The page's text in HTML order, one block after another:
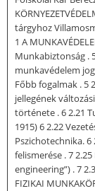
tárgyhoz
1 A
Munkabiztonság .
munkavédelem
Főbb fogalmak . 5
jellegének
története . 6 2.21
1915) 6 2.22
Pszichotechnika.
felismerése . 7
engineering”) . 7
FIZIKAI